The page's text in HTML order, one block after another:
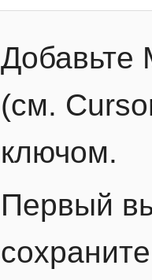
Добавьте
(см.
ключом.
Первый
сохраните